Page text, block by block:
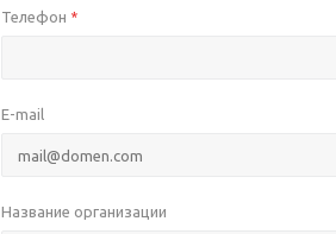
Телефон *
E-mail
Название организации